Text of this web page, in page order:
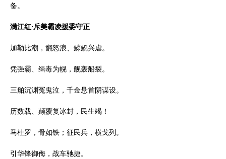
备。
满江红·斥美霸凌援委守正
加勒比潮，翻怒浪、鲸鲵兴虐。
凭强霸、缉毒为幌，舰轰船裂。
三舶沉渊冤鬼泣，千金悬首阴谋设。
历数载、颠覆复冰封，民生竭！
马杜罗，骨如铁；征民兵，横戈列。
引华锋御侮，战车驰捷。